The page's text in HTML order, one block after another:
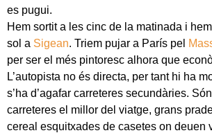
es pugui.
Hem sortit a les cinc de la matinada i
sol a Sigean. Triem pujar a París pel
per ser el més pintoresc alhora que
L’autopista no és directa, per tant hi ha
s’ha d’agafar carreteres secundàries.
carreteres el millor del viatge, grans
cereal esquitxades de casetes on deuen